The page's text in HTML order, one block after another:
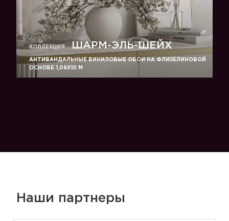
КОЛЛЕКЦИЯ ШАРМ-ЭЛЬ-ШЕЙХ
АНТИВАНДАЛЬНЫЕ ВИНИЛОВЫЕ ОБОИ НА ФЛИЗЕЛИНОВОЙ
ОСНОВЕ 1,06Х10 М
Наши партнеры